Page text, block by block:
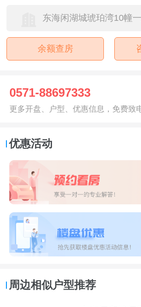
东海闲湖城琥珀湾10幢
余额查房
0571-88697333
更多开盘、户型、优惠信息，免费致
优惠活动
周边相似户型推荐